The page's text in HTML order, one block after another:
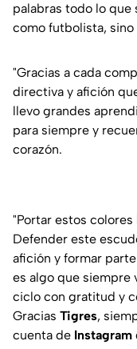
palabras todo lo
como futbolista,
"Gracias a cada
directiva y afición
llevo grandes
para siempre y
corazón.
"Portar estos
Defender este
afición y formar
es algo que siempre
ciclo con gratitud y
Gracias Tigres,
cuenta de Instagram